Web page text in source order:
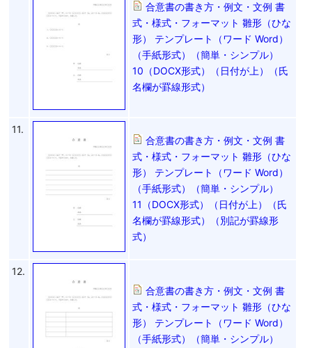
合意書の書き方・例文・文例 書
式・様式・フォーマット 雛形（ひな
形） テンプレート（ワード Word）
（手紙形式）（簡単・シンプル）
10（DOCX形式）（日付が上）（氏
名欄が罫線形式）
11.
合意書の書き方・例文・文例 書
式・様式・フォーマット 雛形（ひな
形） テンプレート（ワード Word）
（手紙形式）（簡単・シンプル）
11（DOCX形式）（日付が上）（氏
名欄が罫線形式）（別記が罫線形
式）
12.
合意書の書き方・例文・文例 書
式・様式・フォーマット 雛形（ひな
形） テンプレート（ワード Word）
（手紙形式）（簡単・シンプル）